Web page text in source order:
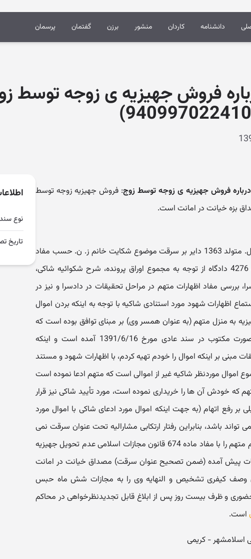
دانشنامه کاردان منشور برزن گفتمان پرسمان
فروش جهیزیه ی زوجه توسط
درباره فروش جهیزیه ی زوجه توسط زوج: فروش جهیزیه زوجه توسط
بزه خیانت در امانت است.
در خصوص اتهام آقای ر.م.ق.ل. متولد 1363 دایر بر سرقت موضوع شکایت خانم ز. ن. حسب مفاد
کیفرخواست صادره به شماره 4276 دادگاه از توجه به مجموع اوراق پرونده، شرح شکوائیه شاکی،
بررسی مفاد اظهارات متهم در مراحل تحقیقات در دادسرا و نیز در
اظهارات شهود مورد استنادی شاکیه با توجه به اینکه بردن اموال
به منزل متهم (به عنوان همسر وی) بر مبنای توافق بوده است که
مشروح اموال (جهیزیه) به صورت مکتوب در سند عادی مورخ 1391/6/16 آمده است و اینکه
مبنی بر اینکه اموال را خودم تهیه کردم، با اظهارات شهود و مستند
اموال موردنظر شاکیه غیر از اموالی است که متهم ادعا نموده است
که خودش آن ها را خریداری نموده است، مورد تأیید شاکی نیز قرار
بر رفع اتهام (به جهت اینکه اموال مورد ادعای شاکی با اموال مورد
تواند باشد، بنابراین رفتار ارتکابی مشارالیه تحت عنوان سرقت نمی
تواند تلقی شود و دادگاه اقدام متهم را با مفاد ماده 674 قانون مجازات اسلامی عدم تحویل جهیزیه
پیش آمده (ضمن تصحیح عنوان سرقت) مصداق خیانت در امانت
وصف کیفری تشخیص و النهایه وی را به مجازات شش ماه حبس
و ظرف بیست روز پس از ابلاغ قابل تجدیدنظرخواهی در محاکم
است.
نوع سند
تاریخ